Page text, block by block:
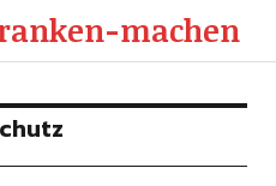
machen